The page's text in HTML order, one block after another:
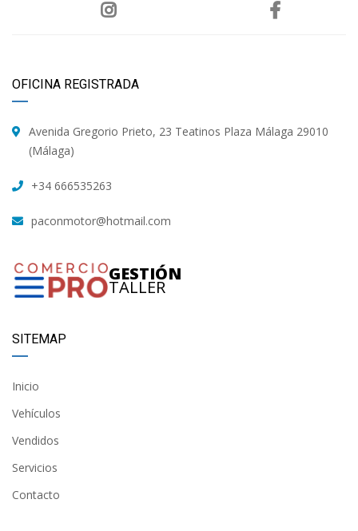
OFICINA REGISTRADA
Avenida Gregorio Prieto, 23 Teatinos Plaza Málaga 29010
(Málaga)
+34 666535263
paconmotor@hotmail.com
GESTIÓN
TALLER
SITEMAP
Inicio
Vehículos
Vendidos
Servicios
Contacto